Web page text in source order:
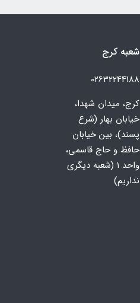
شعبه کرج
02632244188
کرج، میدان شهدا،
خیابان بهار (شرع
پسند)، بین خیابان
حافظ و حاج قاسمی،
واحد ۱ (شعبه دیگری
نداریم)